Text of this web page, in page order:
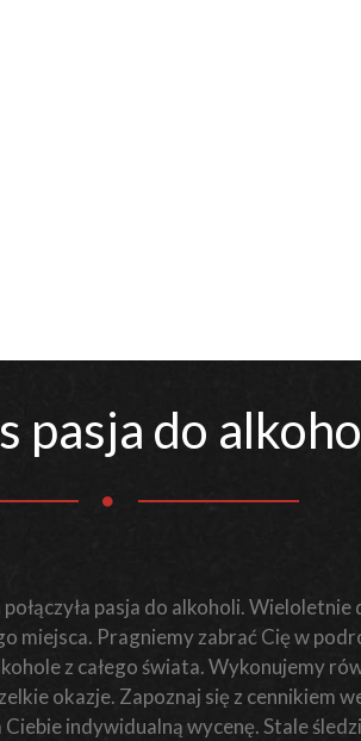
pasja do
pasja do alkoholi. Wieloletnie
miejsca. Pragniemy zabrać Cię w
z całego świata. Wykonujemy
okazje. Zapoznaj się z cennikiem
indywidualną wycenę. Stale